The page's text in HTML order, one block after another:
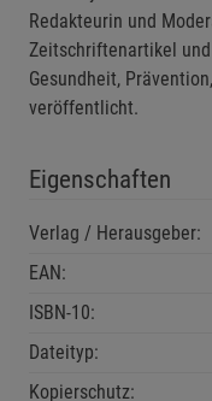
Redakteurin und
Zeitschriftenartikel
Gesundheit,
veröffentlicht.
Eigenschaften
Verlag / Herausgeber:
EAN:
ISBN-10:
Dateityp:
Kopierschutz:
Marketing